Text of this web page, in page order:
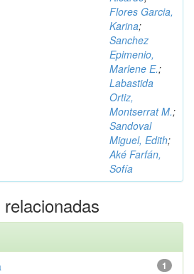
Flores Garcia,
Karina;
Sanchez
Epimenio,
Marlene E.;
Labastida
Ortiz,
Montserrat M.;
Sandoval
Miguel, Edith;
Aké Farfán,
Sofía
1